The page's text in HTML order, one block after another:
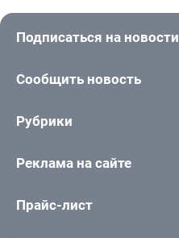
Подписаться на новости
Сообщить новость
Рубрики
Реклама на сайте
Прайс-лист